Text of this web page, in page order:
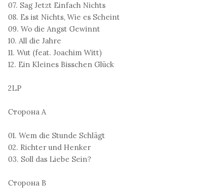
07. Sag Jetzt Einfach Nichts
08. Es ist Nichts, Wie es Scheint
09. Wo die Angst Gewinnt
10. All die Jahre
11. Wut (feat. Joachim Witt)
12. Ein Kleines Bisschen Glück
2LP
Сторона A
01. Wem die Stunde Schlägt
02. Richter und Henker
03. Soll das Liebe Sein?
Сторона B